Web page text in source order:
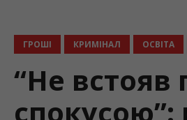
ГРОШІ КРИМІНАЛ ОСВІТА
“Не встояв
спокусою”: